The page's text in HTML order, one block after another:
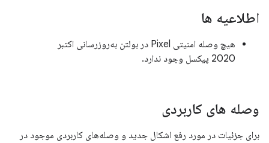
اطلاعیه ها
هیچ وصله امنیتی Pixel در بولتن به‌روزرسانی اکتبر
2020 پیکسل وجود ندارد.
وصله های کاربردی
برای جزئیات در مورد رفع اشکال جدید و وصله‌های کاربردی موجود در